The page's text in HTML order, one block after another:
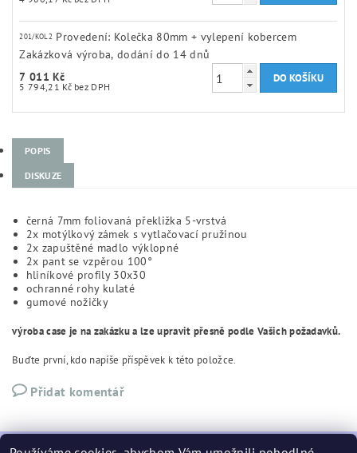
201/KOL2 Provedení: Kolečka 80mm + vylepení kobercem
Zakázková výroba, dodání do 14 dnů
7 011 Kč
5 794,21 Kč bez DPH
POPIS
DISKUZE
černá 7mm foliovaná překližka 5-vrstvá
2x motýlkový zámek s vytlačovací pružinou
2x zapuštěné madlo výklopné
2x pant se vzpěrou 100°
hliníkové profily 30x30
ochranné rohy kulaté
gumové nožičky
výroba case je na zakázku a lze upravit přesně podle Vašich požadavků.
Buďte první, kdo napíše příspěvek k této položce.
Přidat komentář